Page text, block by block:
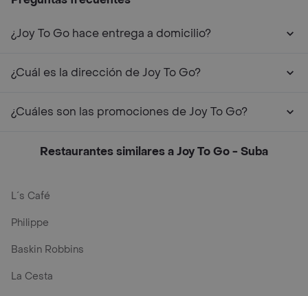
¿Joy To Go hace entrega a domicilio?
¿Cuál es la dirección de Joy To Go?
¿Cuáles son las promociones de Joy To Go?
Restaurantes similares a Joy To Go - Suba
L´s Café
Philippe
Baskin Robbins
La Cesta